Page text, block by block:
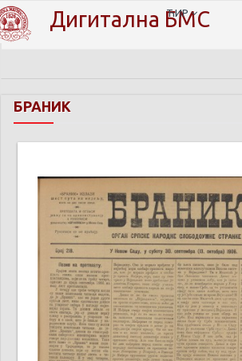
Дигитална БМС
ЋИР
БРАНИК